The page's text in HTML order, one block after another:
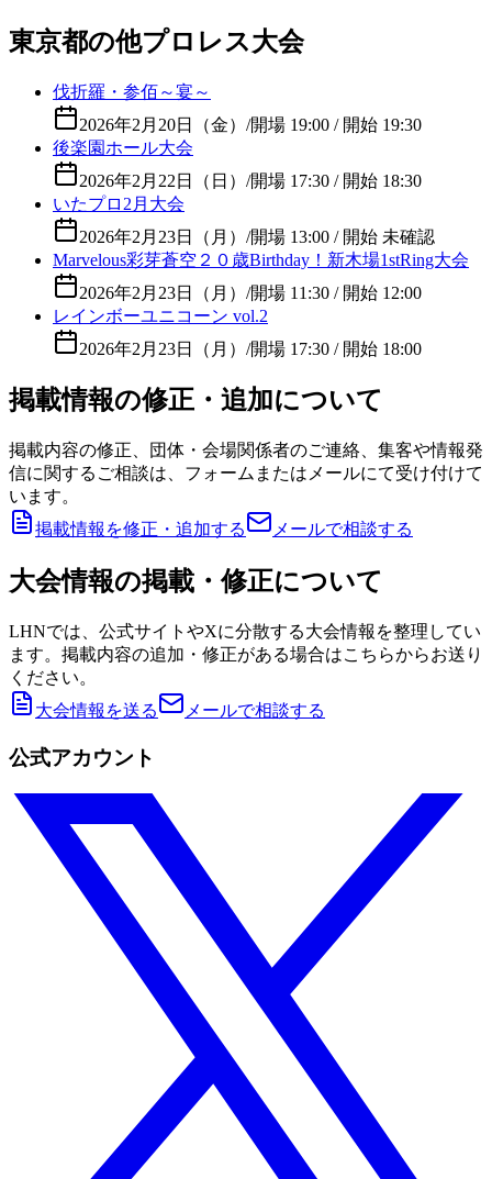
東京都の他プロレス大会
伐折羅・参佰～宴～
2026年2月20日（金） /開場 19:00 / 開始 19:30
後楽園ホール大会
2026年2月22日（日） /開場 17:30 / 開始 18:30
いたプロ2月大会
2026年2月23日（月） /開場 13:00 / 開始 未確認
Marvelous彩芽蒼空２０歳Birthday！新木場1stRing大会
2026年2月23日（月） /開場 11:30 / 開始 12:00
レインボーユニコーン vol.2
2026年2月23日（月） /開場 17:30 / 開始 18:00
掲載情報の修正・追加について
掲載内容の修正、団体・会場関係者のご連絡、集客や情報発
信に関するご相談は、フォームまたはメールにて受け付けて
います。
掲載情報を修正・追加する
メールで相談する
大会情報の掲載・修正について
LHNでは、公式サイトやXに分散する大会情報を整理してい
ます。掲載内容の追加・修正がある場合はこちらからお送り
ください。
大会情報を送る
メールで相談する
公式アカウント